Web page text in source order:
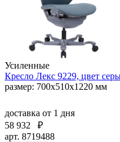
Усиленные
Кресло Лекс 9229, цвет
размер: 700х510х1220 мм
доставка от 1 дня
58 932
₽
арт. 8719488